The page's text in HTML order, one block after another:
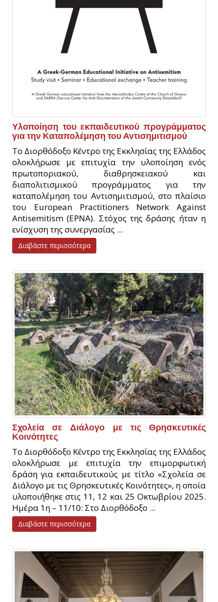
Υλοποίηση του εκπαιδευτικού προγράμματος
για την Καταπολέμηση του Αντισημιτισμού
Το Διορθόδοξο Κέντρο της Εκκλησίας της Ελλάδος
ολοκλήρωσε με επιτυχία την υλοποίηση ενός
πρωτοποριακού, διαθρησκειακού και
διαπολιτισμικού προγράμματος για την
καταπολέμηση του Αντισημιτισμού, στο πλαίσιο
του European Practitioners Network Against
Antisemitism (EPNA). Στόχος της δράσης ήταν η
ενίσχυση της συνεργασίας ...
Διαβάστε περισσότερα
Σχολεία σε Διάλογο με τις Θρησκευτικές
Κοινότητες
Το Διορθόδοξο Κέντρο της Εκκλησίας της Ελλάδος
ολοκλήρωσε με επιτυχία την επιμορφωτική
δράση για εκπαιδευτικούς με τίτλο «Σχολεία σε
Διάλογο με τις Θρησκευτικές Κοινότητες», η οποία
υλοποιήθηκε στις 11, 12 και 25 Οκτωβρίου 2025.
Ημέρα 1η – 11/10: Στο Διορθόδοξο ...
Διαβάστε περισσότερα